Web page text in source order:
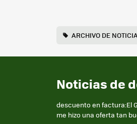
ARCHIVO DE
Noticias de
descuento en factura:El
me hizo una oferta tan